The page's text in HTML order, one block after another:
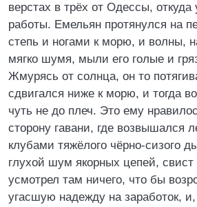
верстах в трёх от Одессы,
работы. Емельян протянулся на
степь и ногами к морю, и волны,
мягко шумя, мыли его голые и
Жмурясь от солнца, он то
сдвигался ниже к морю, и тогда
чуть не до плеч. Это ему
сторону гавани, где возвышался
клубами тяжёлого чёрно-сизого
глухой шум якорных цепей,
усмотрел там ничего, что бы
угасшую надежду на заработок, и,